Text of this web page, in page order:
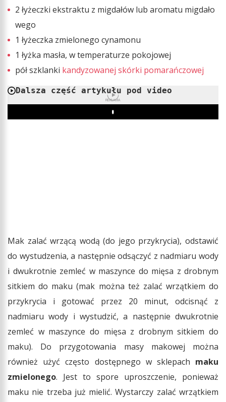
2 łyżeczki ekstraktu z migdałów lub aromatu migdało
wego
1 łyżeczka zmielonego cynamonu
1 łyżka masła, w temperaturze pokojowej
pół szklanki kandyzowanej skórki pomarańczowej
Dalsza część artykułu pod video
REKLAMA
Play
Mak zalać wrzącą wodą (do jego przykrycia), odstawić
do wystudzenia, a następnie odsączyć z nadmiaru wody
i dwukrotnie zemleć w maszynce do mięsa z drobnym
sitkiem do maku (mak można też zalać wrzątkiem do
przykrycia i gotować przez 20 minut, odcisnąć z
nadmiaru wody i wystudzić, a następnie dwukrotnie
zemleć w maszynce do mięsa z drobnym sitkiem do
maku). Do przygotowania masy makowej można
również użyć często dostępnego w sklepach maku
zmielonego. Jest to spore uproszczenie, ponieważ
maku nie trzeba już mielić. Wystarczy zalać wrzątkiem